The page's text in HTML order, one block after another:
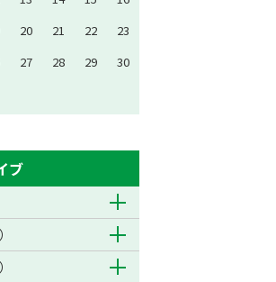
20 21 22
23
27 28 29
30
ブ